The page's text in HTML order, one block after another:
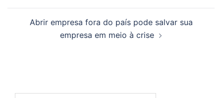
Abrir empresa fora do país pode salvar sua
empresa em meio à crise